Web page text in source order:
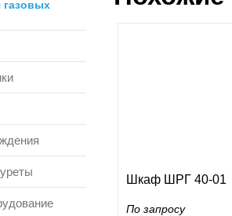
Шкаф ШРГ 40-01
По запросу